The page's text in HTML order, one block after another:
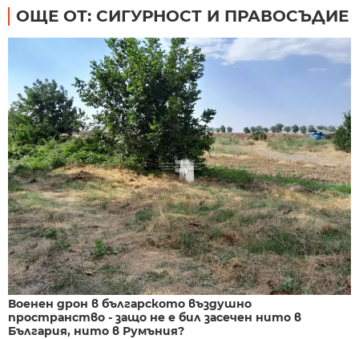
ОЩЕ ОТ: СИГУРНОСТ И ПРАВОСЪДИЕ
Военен дрон в българското въздушно
пространство - защо не е бил засечен нито в
България, нито в Румъния?